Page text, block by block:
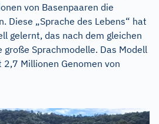
von Basenpaaren die
Diese „Sprache des Lebens“ hat
gelernt, das nach dem gleichen
Sprachmodelle. Das Modell
Millionen Genomen von